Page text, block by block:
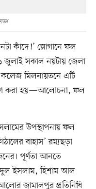
কাঁদে!’ স্লোগানে ফল
জুলাই সকাল নয়টায় জেলা
কলেজ মিলনায়তনে এটি
করা হয়—আলোচনা, ফল
উপস্থাপনায় ফল
বাহাস’ রম্যছড়া
পূর্ণতা আনতে
ইসলাম, হিশাম আল
জামালপুর প্রতিনিধি